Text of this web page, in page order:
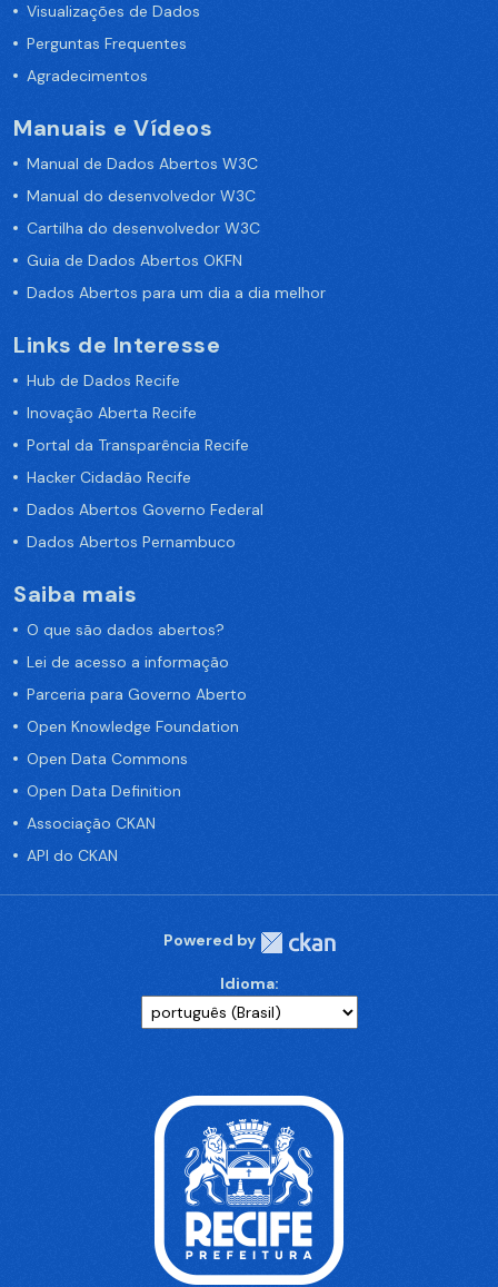
Visualizações de Dados
Perguntas Frequentes
Agradecimentos
Manuais e Vídeos
Manual de Dados Abertos W3C
Manual do desenvolvedor W3C
Cartilha do desenvolvedor W3C
Guia de Dados Abertos OKFN
Dados Abertos para um dia a dia melhor
Links de Interesse
Hub de Dados Recife
Inovação Aberta Recife
Portal da Transparência Recife
Hacker Cidadão Recife
Dados Abertos Governo Federal
Dados Abertos Pernambuco
Saiba mais
O que são dados abertos?
Lei de acesso a informação
Parceria para Governo Aberto
Open Knowledge Foundation
Open Data Commons
Open Data Definition
Associação CKAN
API do CKAN
Powered by
Idioma